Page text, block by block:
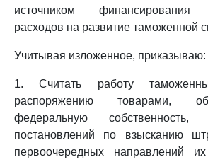
источником финансирования
расходов на развитие таможенной
Учитывая изложенное, приказываю:
1. Считать работу
распоряжению товарами,
федеральную
постановлений по взысканию
первоочередных направлений